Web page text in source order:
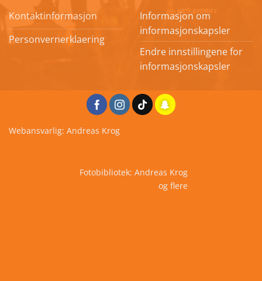
Kontaktinformasjon
Personvernerklaering
Informasjon om
informasjonskapsler
Endre innstillingene for
informasjonskapsler
Webansvarlig: Andreas Krog
Fotobibliotek: Andreas Krog
og flere